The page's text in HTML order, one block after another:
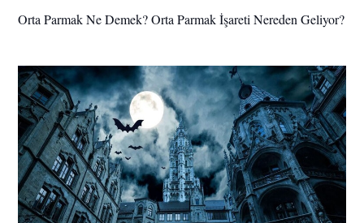
Orta Parmak Ne Demek? Orta Parmak İşareti Nereden Geliyor?